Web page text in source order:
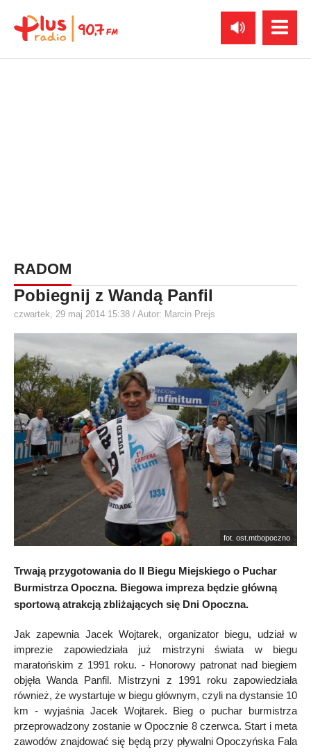
RADOM
Pobiegnij z Wandą Panfil
czwartek, 29 maj 2014 15:38 / Autor: Marcin Prejs
fot. ost.mtbopoczno
Trwają przygotowania do II Biegu Miejskiego o Puchar
Burmistrza Opoczna. Biegowa impreza będzie główną
sportową atrakcją zbliżających się Dni Opoczna.
Jak zapewnia Jacek Wojtarek, organizator biegu, udział w
imprezie zapowiedziała już mistrzyni świata w biegu
maratońskim z 1991 roku. - Honorowy patronat nad biegiem
objęła Wanda Panfil. Mistrzyni z 1991 roku zapowiedziała
również, że wystartuje w biegu głównym, czyli na dystansie 10
km - wyjaśnia Jacek Wojtarek. Bieg o puchar burmistrza
przeprowadzony zostanie w Opocznie 8 czerwca. Start i meta
zawodów znajdować się będą przy pływalni Opoczyńska Fala